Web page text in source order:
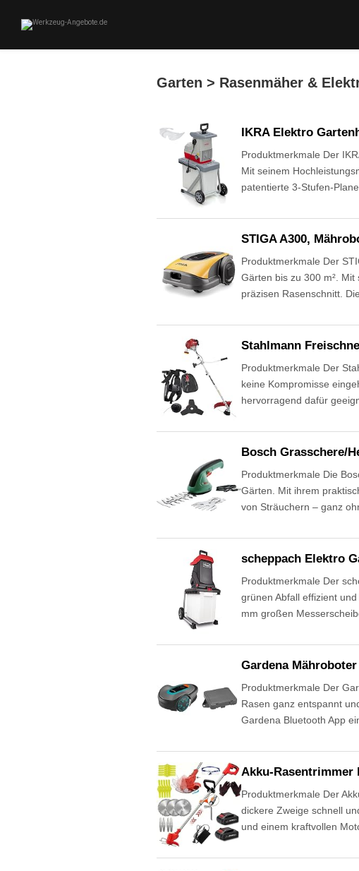
Garten > Rasenmäher &
IKRA Elektro
Produktmerkmale Der
Mit seinem
patentierte 3-Stufen-
STIGA A300,
Produktmerkmale Der
Gärten bis zu 300 m².
präzisen Rasenschnitt.
Stahlmann
Produktmerkmale Der
keine Kompromisse
hervorragend dafür
Bosch Grasschere/
Produktmerkmale Die
Gärten. Mit ihrem
von Sträuchern – ganz
scheppach Elektro
Produktmerkmale Der
grünen Abfall effizient
mm großen
Gardena
Produktmerkmale Der
Rasen ganz entspannt
Gardena Bluetooth App
Akku-Rasentrimmer
Produktmerkmale Der
dickere Zweige schnell
und einem kraftvollen